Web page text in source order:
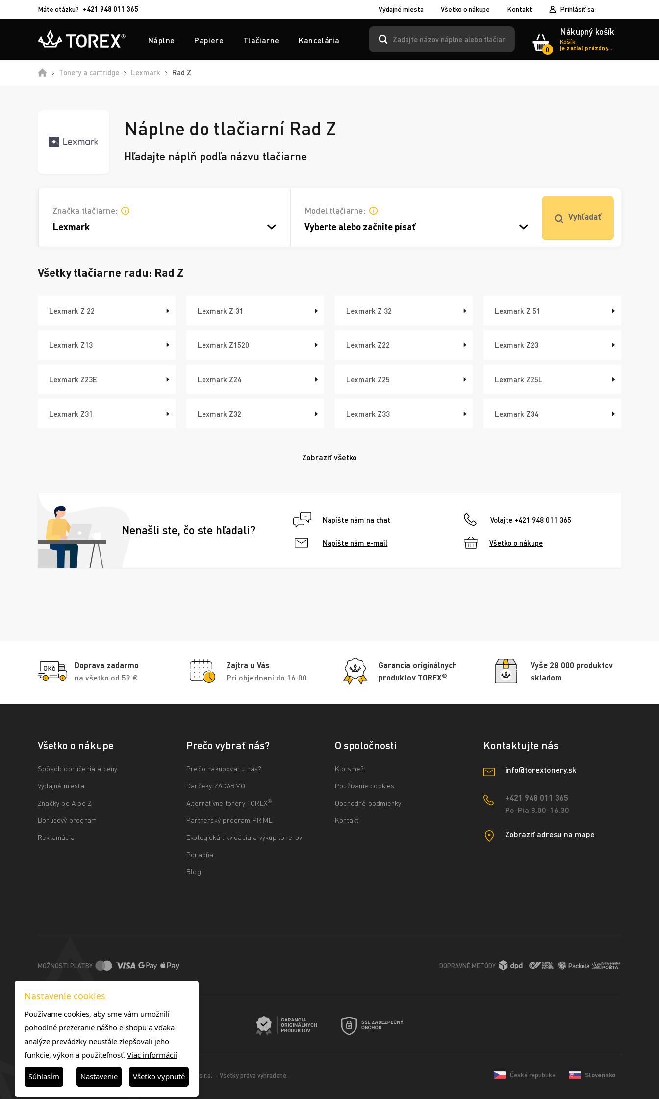
Máte otázku? +421 948 011 365 Výdajné miesta Všetko o nákupe Kontakt Prihlásiť sa
Náplne Papiere Tlačiarne Kancelária
0
Nákupný košík
Košík
je zatiaľ prázdny...
DomůTonery a cartridge Lexmark Rad Z
Náplne do tlačiarní Rad Z
Hľadajte náplň podľa názvu tlačiarne
Značka tlačiarne:
Lexmark
Model tlačiarne:
Vyberte alebo začnite písať
Vyhľadať
Všetky tlačiarne radu: Rad Z
Lexmark Z 22 Lexmark Z 31 Lexmark Z 32 Lexmark Z 51
Lexmark Z13 Lexmark Z1520 Lexmark Z22 Lexmark Z23
Lexmark Z23E Lexmark Z24 Lexmark Z25 Lexmark Z25L
Lexmark Z31 Lexmark Z32 Lexmark Z33 Lexmark Z34
Zobraziť všetko
Nenašli ste, čo ste hľadali?
Napíšte nám na chat Volajte +421 948 011 365
Napíšte nám e-mail Všetko o nákupe
Doprava zadarmo
na všetko od 59 €
Zajtra u Vás
Pri objednaní do 16:00
Garancia originálnych
produktov TOREX®
Vyše 28 000 produktov
skladom
Všetko o nákupe
Spôsob doručenia a ceny
Výdajné miesta
Značky od A po Z
Bonusový program
Reklamácia
Prečo vybrať nás?
Prečo nakupovať u nás?
Darčeky ZADARMO
Alternatívne tonery TOREX®
Partnerský program PRIME
Ekologická likvidácia a výkup tonerov
Poradňa
Blog
O spoločnosti
Kto sme?
Používanie cookies
Obchodné podmienky
Kontakt
Kontaktujte nás
info@torextonery.sk
+421 948 011 365
Po-Pia 8.00-16.30
Zobraziť adresu na mape
MOŽNOSTI PLATBY DOPRAVNÉ METÓDY
© 2025 -TOREX TONERS SK s.r.o. - Všetky práva vyhradené. Česká republika Slovensko
Nastavenie cookies
Používame cookies, aby sme vám umožnili
pohodlné prezeranie nášho e-shopu a vďaka
analýze prevádzky neustále zlepšovali jeho
funkcie, výkon a použiteľnosť. Viac informácií
Súhlasím Nastavenie Všetko vypnuté